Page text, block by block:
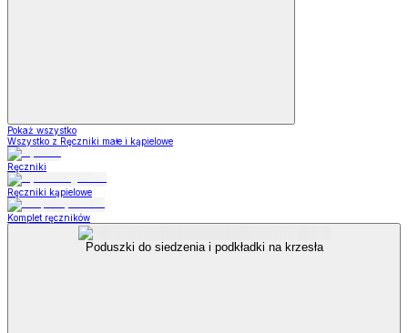
Pokaż wszystko
Wszystko z Ręczniki małe i kąpielowe
Ręczniki
Ręczniki kąpielowe
Komplet ręczników
Poduszki do siedzenia i podkładki na krzesła